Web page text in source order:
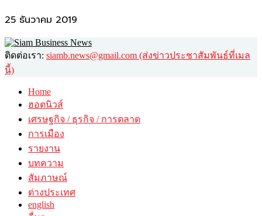
25 ธันวาคม 2019
ติดต่อเรา: siamb.news@gmail.com (ส่งข่าวประชาสัมพันธ์ที่เมล
นี้)
Home
ฮอตนิวส์
เศรษฐกิจ / ธุรกิจ / การตลาด
การเมือง
รายงาน
บทความ
สัมภาษณ์
ต่างประเทศ
english